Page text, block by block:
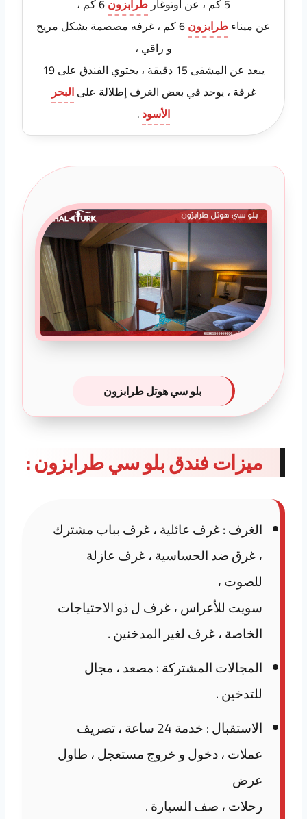
عن ميناءطرابزون 6 كم ، غرفه مصصمة بشكل مريح
و راقي ،
يبعد عن المشفى 15 دقيقة ، يحتوي الفندق على 19
غرفة ، يوجد في بعض الغرف إطلالة علىالبحر
الأسود.
بلو سي هوتل طرابزون
ميزات فندق بلو سي طرابزون :
الغرف : غرف عائلية ، غرف بباب مشترك
، غرق ضد الحساسية ، غرف عازلة
للصوت ،
سويت للأعراس ، غرف ل ذو الاحتياجات
الخاصة ، غرف لغير المدخنين .
المجالات المشتركة : مصعد ، مجال
للتدخين .
الاستقبال : خدمة 24 ساعة ، تصريف
عملات ، دخول و خروج مستعجل ، طاول
عرض
رحلات ، صف السيارة .